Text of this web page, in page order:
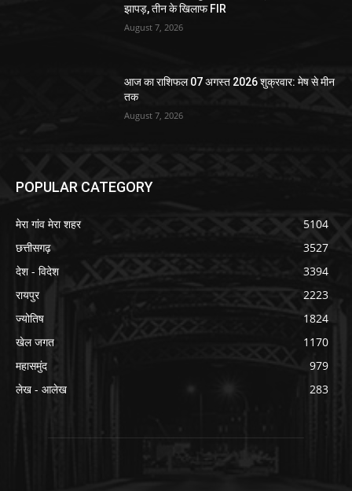
झापड़, तीन के खिलाफ FIR
August 7, 2026
आज का राशिफल 07 अगस्त 2026 शुक्रवार: मेष से मीन
तक
August 7, 2026
POPULAR CATEGORY
मेरा गांव मेरा शहर
5104
छत्तीसगढ़
3527
देश - विदेश
3394
रायपुर
2223
ज्योतिष
1824
खेल जगत
1170
महासमुंद
979
लेख - आलेख
283